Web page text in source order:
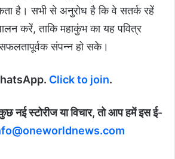
है। सभी से अनुरोध है कि वे सतर्क रहें
करें, ताकि महाकुंभ का यह पवित्र
संपन्न हो सके।
Click to join.
नई स्टोरीज या विचार, तो आप हमें इस ई-